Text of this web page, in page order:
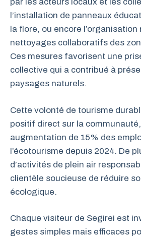
l’installation de panneaux
la flore, ou encore l’organisation
nettoyages collaboratifs des
Ces mesures favorisent une
collective qui a contribué à
paysages naturels.
Cette volonté de tourisme
positif direct sur la
augmentation de 15% des
l’écotourisme depuis 2024. De
d’activités de plein air
clientèle soucieuse de réduire
écologique.
Chaque visiteur de Segirei est
gestes simples mais efficaces